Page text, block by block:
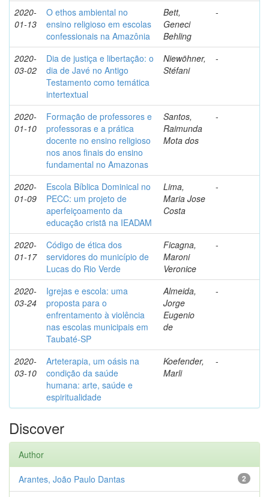
2020-
01-13
O ethos ambiental no
ensino religioso em escolas
confessionais na Amazônia
Bett,
Geneci
Behling
-
2020-
03-02
Dia de justiça e libertação: o
dia de Javé no Antigo
Testamento como temática
intertextual
Niewöhner,
Stéfani
-
2020-
01-10
Formação de professores e
professoras e a prática
docente no ensino religioso
nos anos finais do ensino
fundamental no Amazonas
Santos,
Raimunda
Mota dos
-
2020-
01-09
Escola Bíblica Dominical no
PECC: um projeto de
aperfeiçoamento da
educação cristã na IEADAM
Lima,
Maria Jose
Costa
-
2020-
01-17
Código de ética dos
servidores do município de
Lucas do Rio Verde
Ficagna,
Maroni
Veronice
-
2020-
03-24
Igrejas e escola: uma
proposta para o
enfrentamento à violência
nas escolas municipais em
Taubaté-SP
Almeida,
Jorge
Eugenio
de
-
2020-
03-10
Arteterapia, um oásis na
condição da saúde
humana: arte, saúde e
espiritualidade
Koefender,
Marli
-
Discover
Author
2
Arantes, João Paulo Dantas